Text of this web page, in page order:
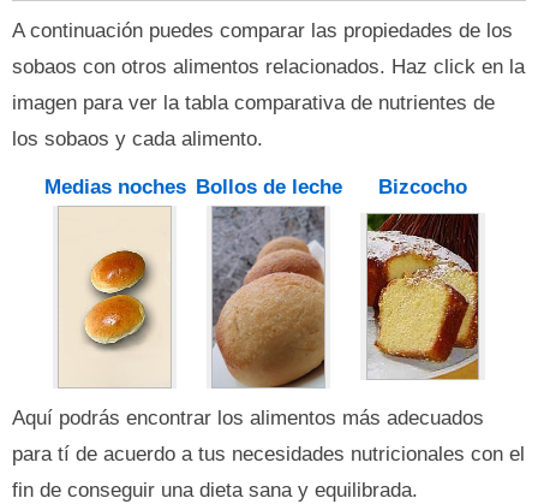
A continuación puedes comparar las propiedades de los
sobaos con otros alimentos relacionados. Haz click en la
imagen para ver la tabla comparativa de nutrientes de
los sobaos y cada alimento.
Medias noches Bollos de leche Bizcocho
Aquí podrás encontrar los alimentos más adecuados
para tí de acuerdo a tus necesidades nutricionales con el
fin de conseguir una dieta sana y equilibrada.